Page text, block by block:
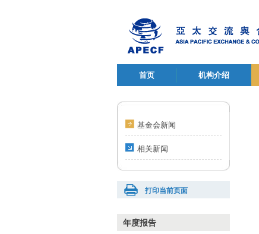
首页 机构介绍
基金会新闻
相关新闻
打印当前页面
年度报告